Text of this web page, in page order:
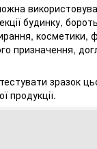
будинку,
косметики,
призначення,
зразок
продукції.